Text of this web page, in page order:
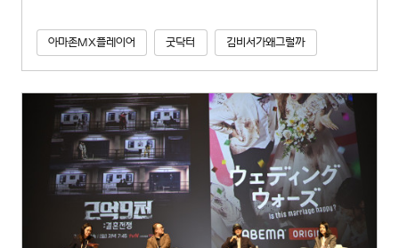
아마존MX플레이어 굿닥터 김비서가왜그럴까